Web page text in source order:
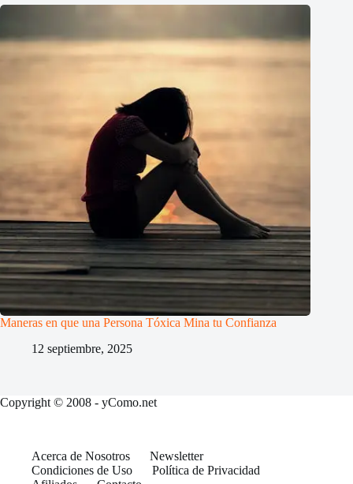
Maneras en que una Persona Tóxica Mina tu Confianza
12 septiembre, 2025
Copyright © 2008 - yComo.net
Acerca de Nosotros
Newsletter
Condiciones de Uso
Política de Privacidad